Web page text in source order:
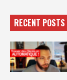
RECENT POSTS